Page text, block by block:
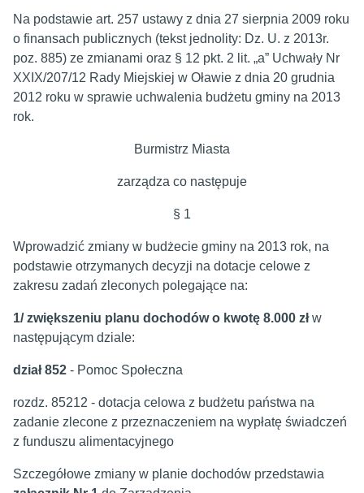
Na podstawie art. 257 ustawy z dnia 27 sierpnia 2009 roku
o finansach publicznych (tekst jednolity: Dz. U. z 2013r.
poz. 885) ze zmianami oraz § 12 pkt. 2 lit. „a” Uchwały Nr
XXIX/207/12 Rady Miejskiej w Oławie z dnia 20 grudnia
2012 roku w sprawie uchwalenia budżetu gminy na 2013
rok.
Burmistrz Miasta
zarządza co następuje
§ 1
Wprowadzić zmiany w budżecie gminy na 2013 rok, na
podstawie otrzymanych decyzji na dotacje celowe z
zakresu zadań zleconych polegające na:
1/ zwiększeniu planu dochodów o kwotę 8.000 złw
następującym dziale:
dział 852 - Pomoc Społeczna
rozdz. 85212 - dotacja celowa z budżetu państwa na
zadanie zlecone z przeznaczeniem na wypłatę świadczeń
z funduszu alimentacyjnego
Szczegółowe zmiany w planie dochodów przedstawia